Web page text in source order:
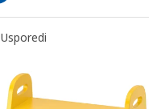
Usporedi